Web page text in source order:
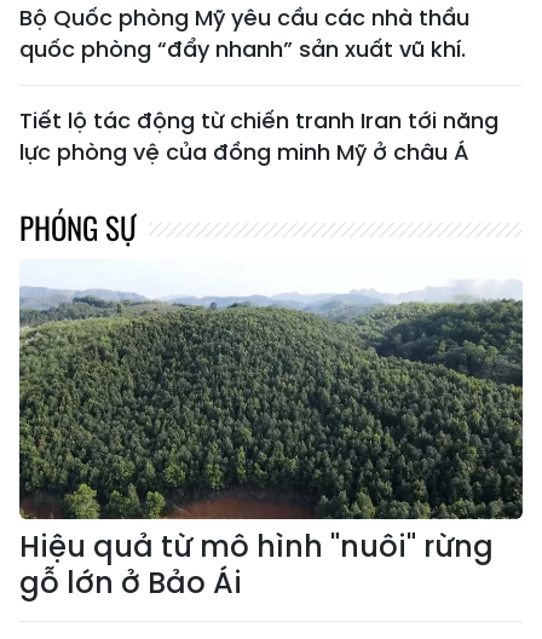
Bộ Quốc phòng Mỹ yêu cầu các nhà thầu
quốc phòng “đẩy nhanh” sản xuất vũ khí.
Tiết lộ tác động từ chiến tranh Iran tới năng
lực phòng vệ của đồng minh Mỹ ở châu Á
PHÓNG SỰ
Hiệu quả từ mô hình "nuôi" rừng
gỗ lớn ở Bảo Ái